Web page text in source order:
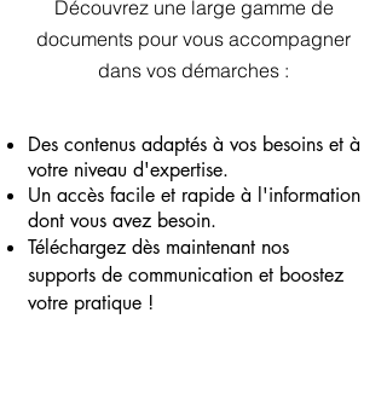
Découvrez une large gamme de
documents pour vous accompagner
dans vos démarches :
Des contenus adaptés à vos besoins et à
votre niveau d'expertise.
Un accès facile et rapide à l'information
dont vous avez besoin.
Téléchargez dès maintenant nos
supports de communication et boostez
votre pratique !